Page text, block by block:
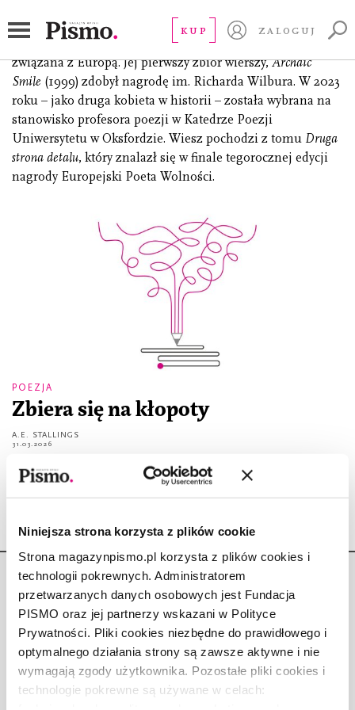
Niniejsza strona korzysta z plików cookie
Strona magazynpismo.pl korzysta z plików cookies i
technologii pokrewnych. Administratorem
przetwarzanych danych osobowych jest Fundacja
PISMO oraz jej partnerzy wskazani w Polityce
Prywatności. Pliki cookies niezbędne do prawidłowego i
optymalnego działania strony są zawsze aktywne i nie
wymagają zgody użytkownika. Pozostałe pliki cookies i
technologie pokrewne są używane w celach:
KUP ZALOGUJ
amerykańska poetka, tłumaczka i eseistka od wielu lat
związana z Europą. Jej pierwszy zbiór wierszy,Archaic
Smile (1999) zdobył nagrodę im. Richarda Wilbura. W 2023
roku – jako druga kobieta w historii – została wybrana na
stanowisko profesora poezji w Katedrze Poezji
Uniwersytetu w Oksfordzie. Wiesz pochodzi z tomu Druga
strona detalu, który znalazł się w finale tegorocznej edycji
nagrody Europejski Poeta Wolności.
POEZJA
Zbiera się na kłopoty
A.E. STALLINGS
31.03.2026
Zawsze na kłopoty zbiera się na Wschodzie...
Copyright © Fundacja Pismo